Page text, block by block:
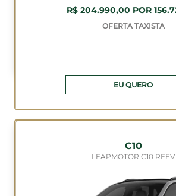
R$ 204.990,00 POR
OFERTA TAXISTA
EU QUERO
C10
LEAPMOTOR C10 REEV